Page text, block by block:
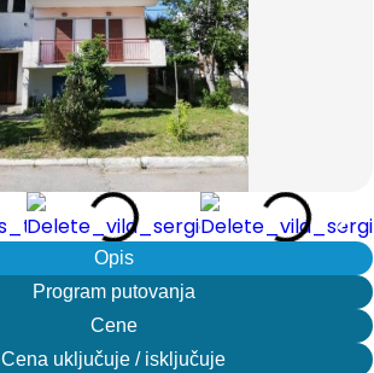
Opis
Program putovanja
Cene
Cena uključuje / isključuje